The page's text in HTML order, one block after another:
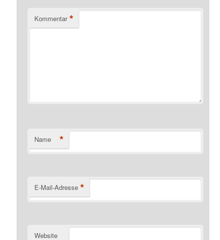
Kommentar *
Name *
E-Mail-Adresse *
Website